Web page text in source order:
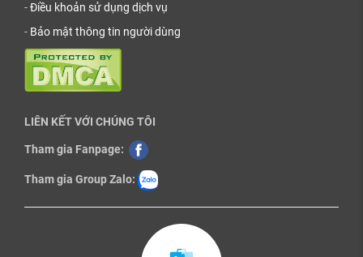
-Điều khoản sử dụng dịch vụ
- Bảo mật thông tin người dùng
LIÊN KẾT VỚI CHÚNG TÔI
Tham gia Fanpage:
Tham gia Group Zalo: